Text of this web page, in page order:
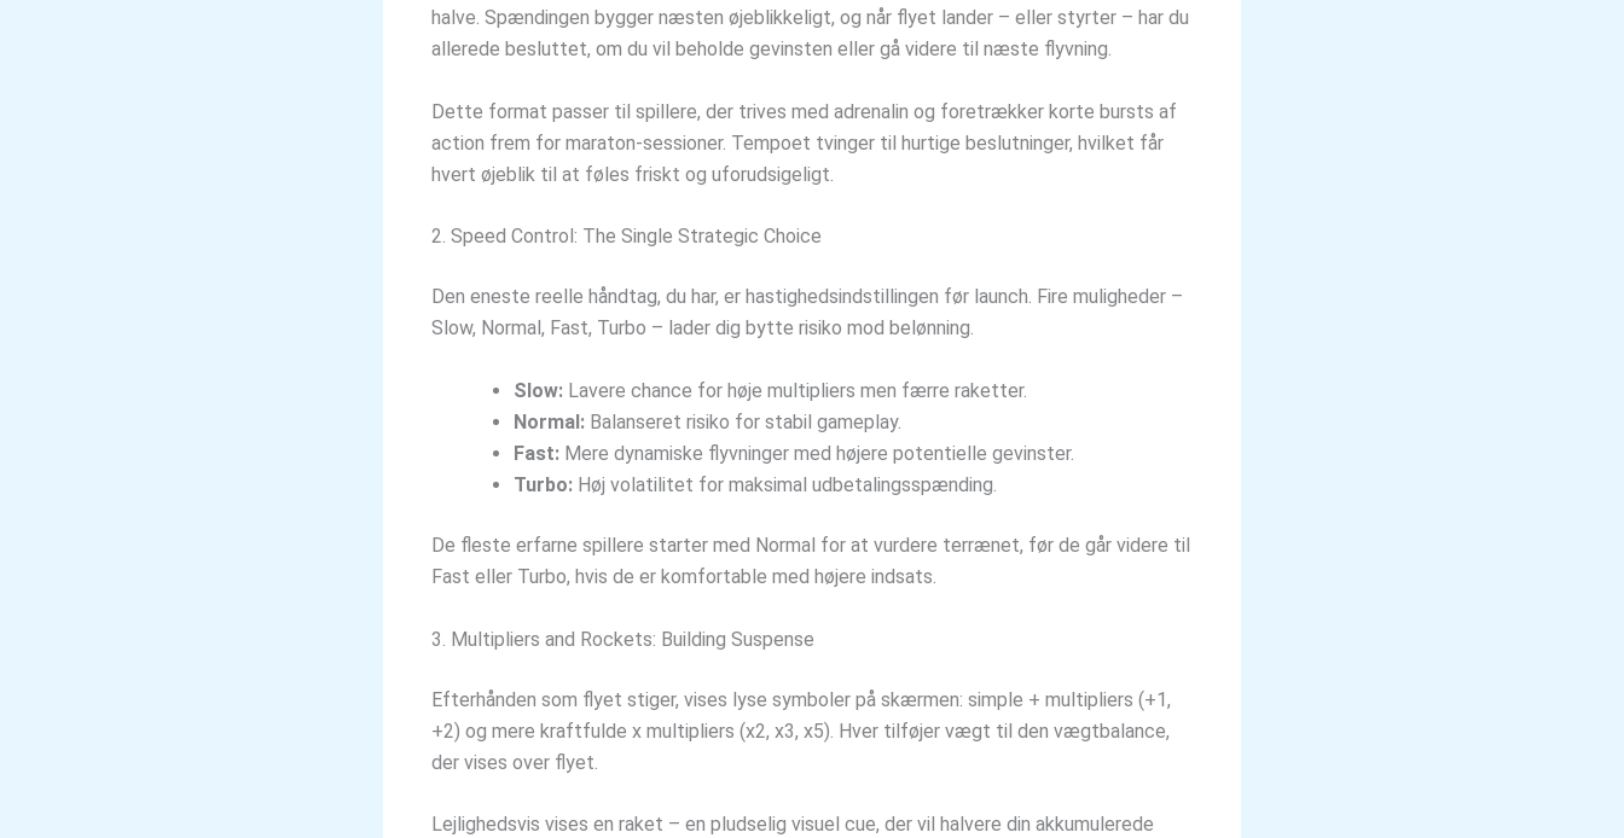
halve. Spændingen bygger næsten øjeblikkeligt, og når flyet lander – eller styrter – har du
allerede besluttet, om du vil beholde gevinsten eller gå videre til næste flyvning.
Dette format passer til spillere, der trives med adrenalin og foretrækker korte bursts af
action frem for maraton-sessioner. Tempoet tvinger til hurtige beslutninger, hvilket får
hvert øjeblik til at føles friskt og uforudsigeligt.
2. Speed Control: The Single Strategic Choice
Den eneste reelle håndtag, du har, er hastighedsindstillingen før launch. Fire muligheder –
Slow, Normal, Fast, Turbo – lader dig bytte risiko mod belønning.
Slow: Lavere chance for høje multipliers men færre raketter.
Normal: Balanseret risiko for stabil gameplay.
Fast: Mere dynamiske flyvninger med højere potentielle gevinster.
Turbo: Høj volatilitet for maksimal udbetalingsspænding.
De fleste erfarne spillere starter med Normal for at vurdere terrænet, før de går videre til
Fast eller Turbo, hvis de er komfortable med højere indsats.
3. Multipliers and Rockets: Building Suspense
Efterhånden som flyet stiger, vises lyse symboler på skærmen: simple + multipliers (+1,
+2) og mere kraftfulde x multipliers (x2, x3, x5). Hver tilføjer vægt til den vægtbalance,
der vises over flyet.
Lejlighedsvis vises en raket – en pludselig visuel cue, der vil halvere din akkumulerede